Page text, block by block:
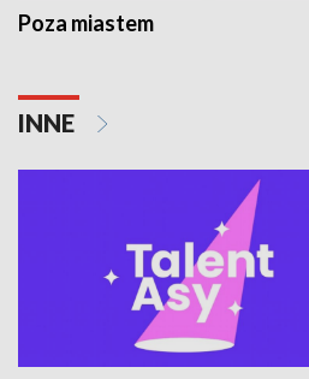
Poza miastem
INNE